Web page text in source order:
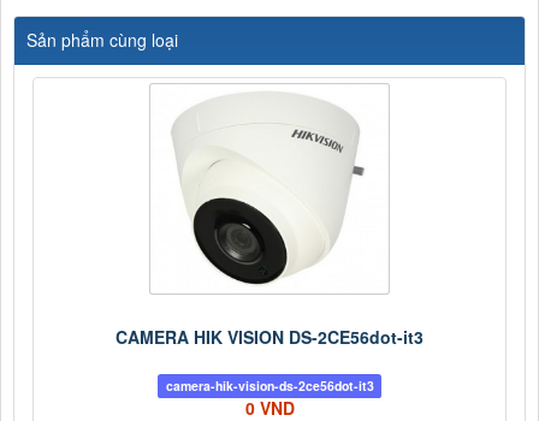
Sản phẩm cùng loại
CAMERA HIK VISION DS-2CE56dot-it3
camera-hik-vision-ds-2ce56dot-it3
0 VND